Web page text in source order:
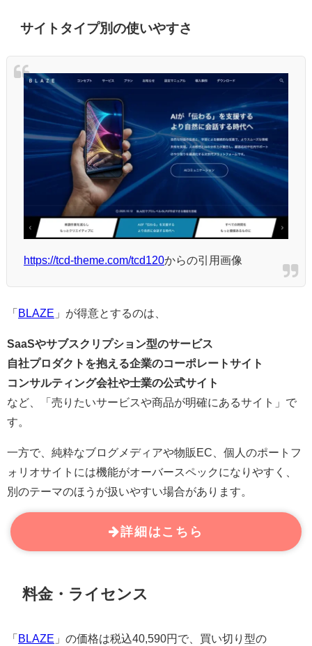
サイトタイプ別の使いやすさ
https://tcd-theme.com/tcd120からの引用画像
「 BLAZE 」が得意とするのは、
SaaSやサブスクリプション型のサービス
自社プロダクトを抱える企業のコーポレートサイト
コンサルティング会社や士業の公式サイト
など、「売りたいサービスや商品が明確にあるサイト」で
す。
一方で、純粋なブログメディアや物販EC、個人のポートフ
ォリオサイトには機能がオーバースペックになりやすく、
別のテーマのほうが扱いやすい場合があります。
詳細はこちら
料金・ライセンス
「 BLAZE 」の価格は税込40,590円で、買い切り型の